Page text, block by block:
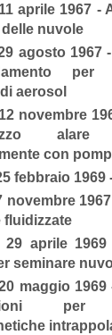
aprile 1967 -
nuvole
agosto 1967
per
aerosol
novembre
alare
con
febbraio 1969
novembre
fluidizzate
aprile 1969
seminare
maggio 1969
per